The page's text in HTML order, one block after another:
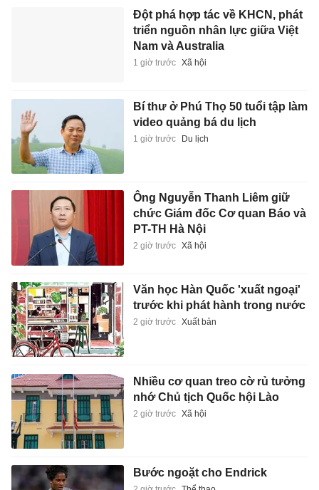
Đột phá hợp tác về KHCN, phát
triển nguồn nhân lực giữa Việt
Nam và Australia
1 giờ trước Xã hội
Bí thư ở Phú Thọ 50 tuổi tập làm
video quảng bá du lịch
1 giờ trước Du lịch
Ông Nguyễn Thanh Liêm giữ
chức Giám đốc Cơ quan Báo và
PT-TH Hà Nội
2 giờ trước Xã hội
Văn học Hàn Quốc 'xuất ngoại'
trước khi phát hành trong nước
2 giờ trước Xuất bản
Nhiều cơ quan treo cờ rủ tưởng
nhớ Chủ tịch Quốc hội Lào
2 giờ trước Xã hội
Bước ngoặt cho Endrick